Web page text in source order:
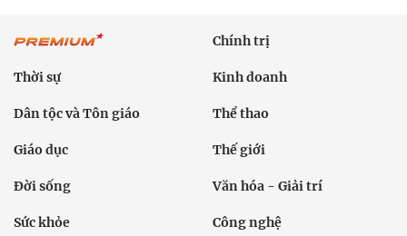
Chính trị
Thời sự Kinh doanh
Dân tộc và Tôn giáo Thể thao
Giáo dục Thế giới
Đời sống Văn hóa - Giải trí
Sức khỏe Công nghệ